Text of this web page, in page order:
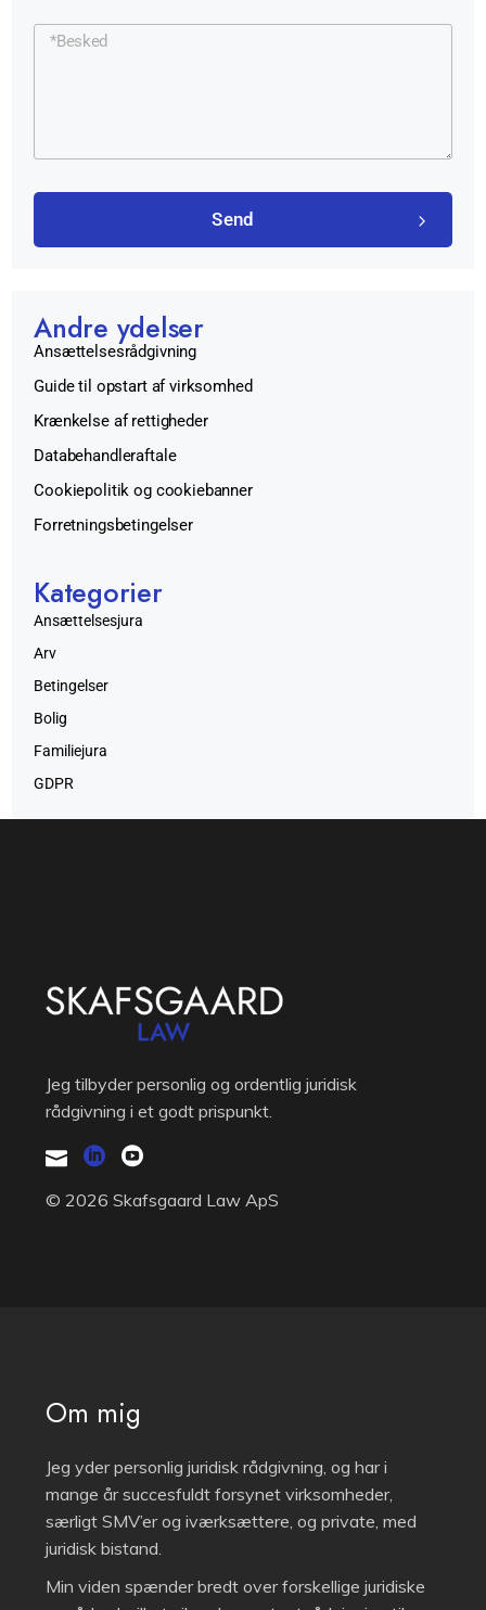
Send
Andre ydelser
Ansættelsesrådgivning
Guide til opstart af virksomhed
Krænkelse af rettigheder
Databehandleraftale
Cookiepolitik og cookiebanner
Forretningsbetingelser
Kategorier
Ansættelsesjura
Arv
Betingelser
Bolig
Familiejura
GDPR
Jeg tilbyder personlig og ordentlig juridisk
rådgivning i et godt prispunkt.
© 2026 Skafsgaard Law ApS
Om mig
Jeg yder personlig juridisk rådgivning, og har i
mange år succesfuldt forsynet virksomheder,
særligt SMV’er og iværksættere, og private, med
juridisk bistand.
Min viden spænder bredt over forskellige juridiske